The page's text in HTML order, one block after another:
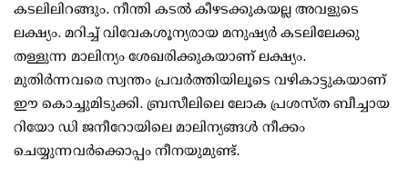
കടലിലിറങ്ങും. നീന്തി കടല്‍ കീഴടക്കുകയല്ല അവളുടെ
ലക്ഷ്യം. മറിച്ച് വിവേകശൂന്യരായ മനുഷ്യര്‍ കടലിലേക്കു
തള്ളുന്ന മാലിന്യം ശേഖരിക്കുകയാണ് ലക്ഷ്യം.
മുതിര്‍ന്നവരെ സ്വന്തം പ്രവര്‍ത്തിയിലൂടെ വഴികാട്ടുകയാണ്
ഈ കൊച്ചുമിടുക്കി. ബ്രസീലിലെ ലോക പ്രശസ്ത ബീച്ചായ
റിയോ ഡി ജനീറോയിലെ മാലിന്യങ്ങള്‍ നീക്കം
ചെയ്യുന്നവര്‍ക്കൊപ്പം നീനയുമുണ്ട്.